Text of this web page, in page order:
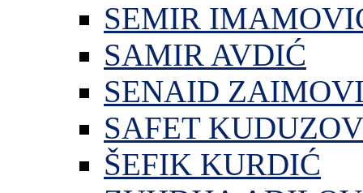
SEMIR
SAMIR AVDIĆ
SENAID
SAFET
ŠEFIK KURDIĆ